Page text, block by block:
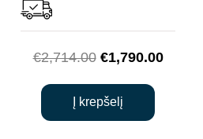
€2,714.00 Original
was:
€2,714.00.
€1,790.00Current
Į krepšelį